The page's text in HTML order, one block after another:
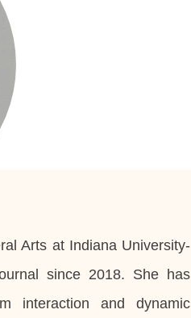
Arts at Indiana University-
since 2018. She has
interaction and dynamic